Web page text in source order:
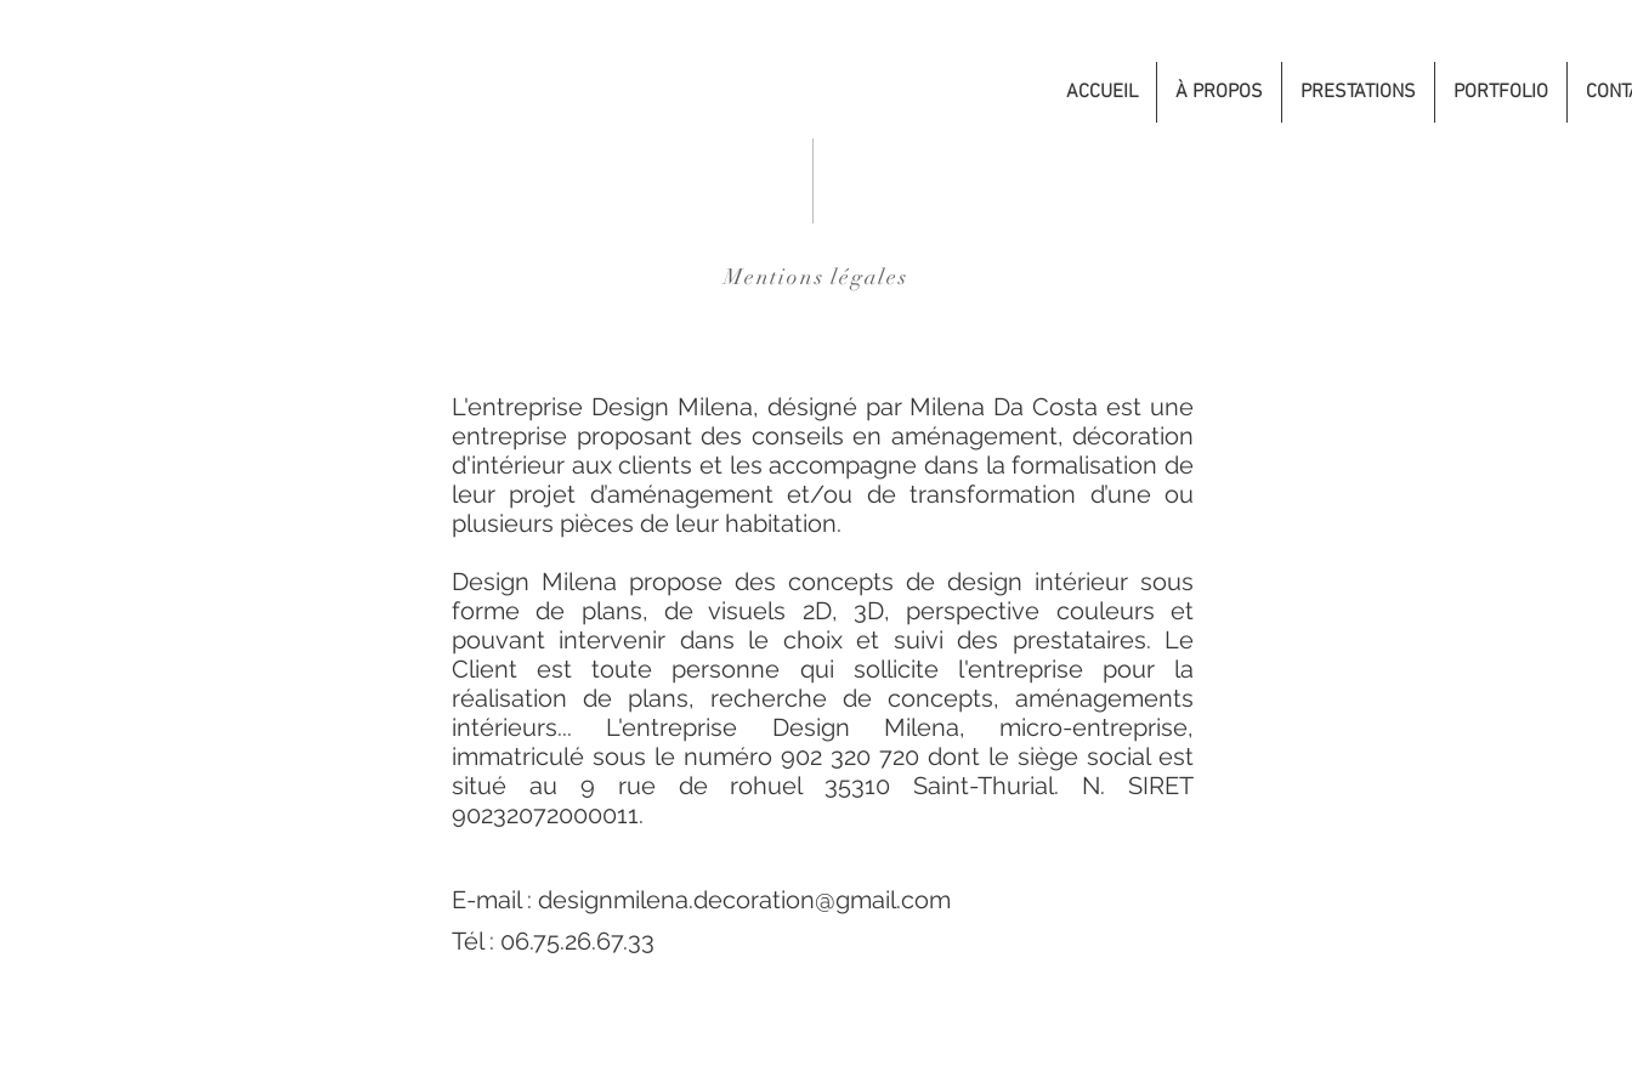
ACCUEIL À PROPOS PRESTATIONS PORTFOLIO
Mentions légales
L'entreprise Design Milena, désigné par Milena Da Costa est une
entreprise proposant des conseils en aménagement, décoration
d'intérieur aux clients et les accompagne dans la formalisation de
leur projet d’aménagement et/ou de transformation d’une ou
plusieurs pièces de leur habitation.
Design Milena propose des concepts de design intérieur sous
forme de plans, de visuels 2D, 3D, perspective couleurs et
pouvant intervenir dans le choix et suivi des prestataires. Le
Client est toute personne qui sollicite l'entreprise pour la
réalisation de plans, recherche de concepts, aménagements
intérieurs... L'entreprise Design Milena, micro-entreprise,
immatriculé sous le numéro 902 320 720 dont le siège social est
situé au 9 rue de rohuel 35310 Saint-Thurial. N. SIRET
90232072000011.
E-mail : designmilena.decoration@gmail.com
Tél : 06.75.26.67.33